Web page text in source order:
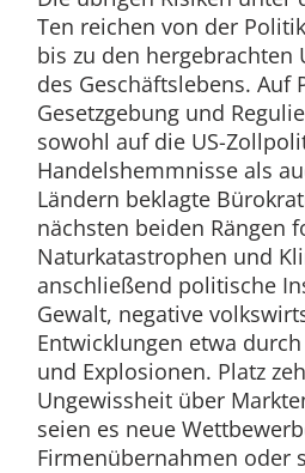
Ten reichen von der
bis zu den hergebrachten
des Geschäftslebens. Auf
Gesetzgebung und
sowohl auf die US-
Handelshemmnisse als
Ländern beklagte
nächsten beiden Rängen
Naturkatastrophen und
anschließend politische
Gewalt, negative
Entwicklungen etwa
und Explosionen. Platz
Ungewissheit über
seien es neue
Firmenübernahmen oder